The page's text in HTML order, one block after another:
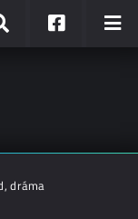
dráma